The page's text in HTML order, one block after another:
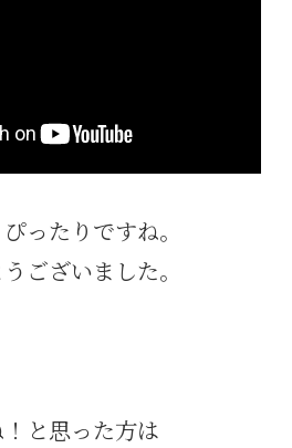
ったりですね。
ございました。
と思った方は